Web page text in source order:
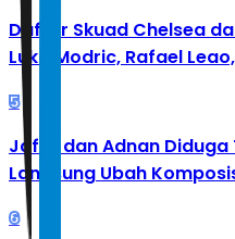
Daftar Skuad Chelsea
Luka Modric, Rafael
5
Jafar dan Adnan Diduga
Langsung Ubah
6